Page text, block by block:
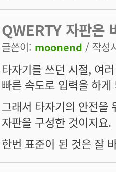
QWERTY 자판은
글쓴이: moonend / 작성
타자기를 쓰던 시절, 여
빠른 속도로 입력을 하
그래서 타자기의 안전을
자판을 구성한 것이지요.
한번 표준이 된 것은 잘